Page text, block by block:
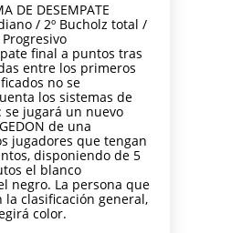
DE DESEMPATE
/ 2º Bucholz total /
Progresivo
final a puntos tras
entre los primeros
no se
los sistemas de
se jugará un nuevo
de una
jugadores que tengan
disponiendo de 5
el blanco
negro. La persona que
clasificación general,
color.